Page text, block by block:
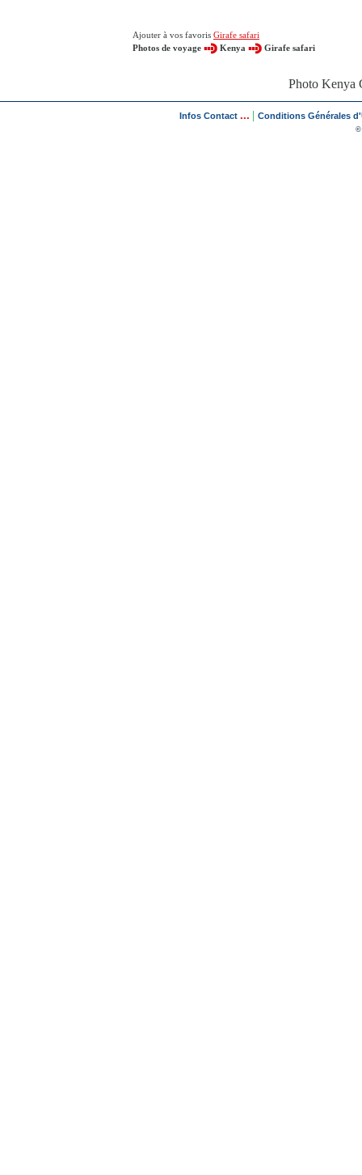
Ajouter à vos favoris Girafe safari
Photos de voyage
Kenya Girafe safari
Photo Kenya
Infos Contact ... Conditions Générales
©